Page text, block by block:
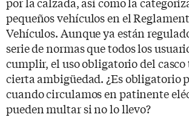
pequeños vehículos en el
Vehículos. Aunque ya están
serie de normas que todos los
cumplir, el uso obligatorio del casco
cierta ambigüedad. ¿Es obligatorio
cuando circulamos en patinente
pueden multar si no lo llevo?